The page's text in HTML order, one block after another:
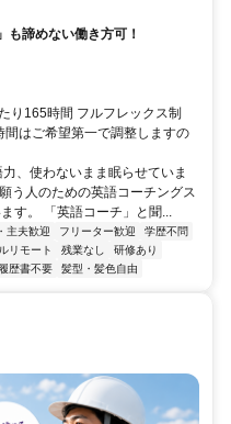
も諦めない働き方可！
り165時間 フルフレックス制
はご希望第一で調整しますの
、使わないまま眠らせていま
う人のための英語コーチングス
す。 「英語コーチ」と聞...
主夫歓迎 フリーター歓迎
学歴不問
リモート 残業なし
研修あり
履歴書不要 髪型・髪色自由